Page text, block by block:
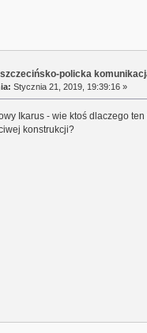
policka
Stycznia 21, 2019, 19:39:16 »
Ikarus - wie ktoś dlaczego
konstrukcji?